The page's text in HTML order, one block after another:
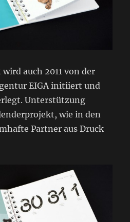
auch 2011 von der
EIGA initiiert und
Unterstützung
wie in den
Partner aus Druck